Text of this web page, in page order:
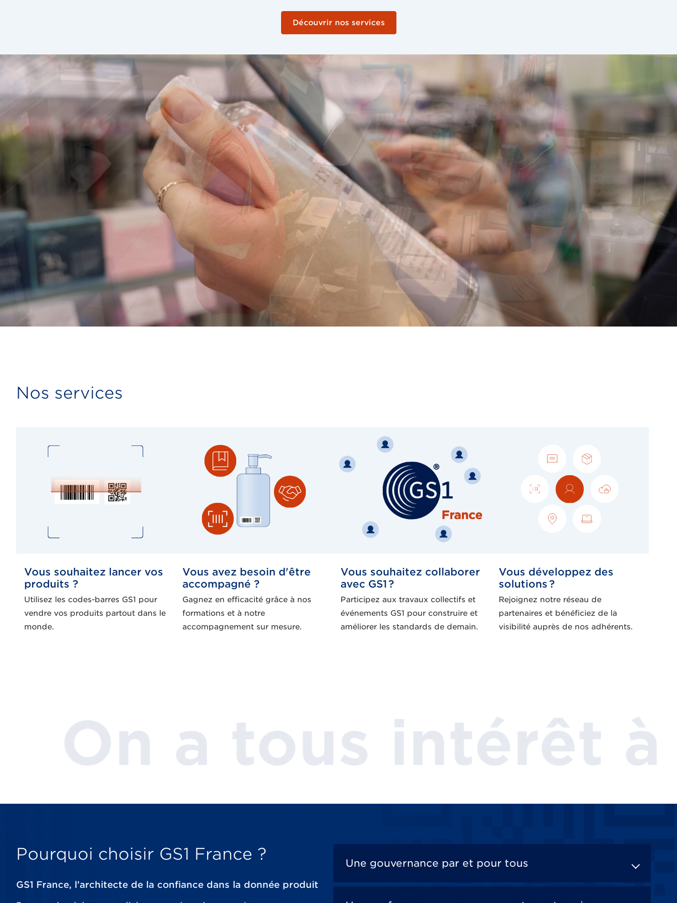
Découvrir nos services
Nos services
Vous souhaitez lancer vos
produits ?
Utilisez les codes-barres GS1 pour
vendre vos produits partout dans le
monde.
Vous avez besoin d'être
accompagné ?
Gagnez en efficacité grâce à nos
formations et à notre
accompagnement sur mesure.
Vous souhaitez collaborer
avec GS1 ?
Participez aux travaux collectifs et
événements GS1 pour construire et
améliorer les standards de demain.
Vous développez des
solutions ?
Rejoignez notre réseau de
partenaires et bénéficiez de la
visibilité auprès de nos adhérents.
intérêt à parler
Pourquoi choisir GS1 France ?
GS1 France, l’architecte de la confiance dans la donnée produit
Une gouvernance par et pour tous